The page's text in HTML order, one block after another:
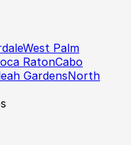
West Palm
RatonCabo
GardensNorth